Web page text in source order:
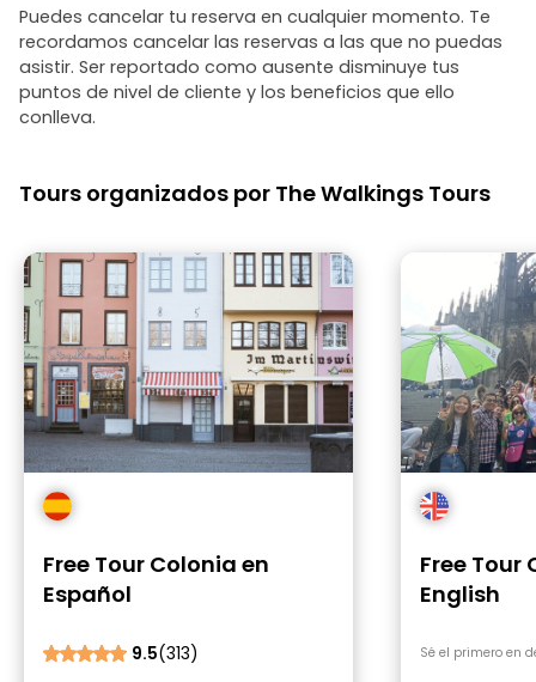
Puedes cancelar tu reserva en cualquier momento. Te
recordamos cancelar las reservas a las que no puedas
asistir. Ser reportado como ausente disminuye tus
puntos de nivel de cliente y los beneficios que ello
conlleva.
Tours organizados por The Walkings Tours
Free Tour Colonia en
Español
9.5(313)
Free Tour
English
Sé el primero en